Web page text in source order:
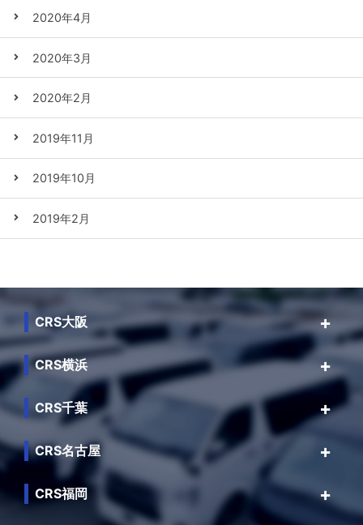
2020年4月
2020年3月
2020年2月
2019年11月
2019年10月
2019年2月
CRS大阪
CRS横浜
CRS千葉
CRS名古屋
CRS福岡